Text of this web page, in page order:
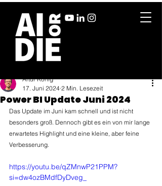
Power BI Update Juni 2024
Artur König
17. Juni 2024 2 Min. Lesezeit
Das Update im Juni kam schnell und ist nicht
besonders groß. Dennoch gibt es ein von mir lange
erwartetes Highlight und eine kleine, aber feine
Verbesserung.
https://youtu.be/qZMnwP21PPM?
si=dw4ozBMdfDyDveg_